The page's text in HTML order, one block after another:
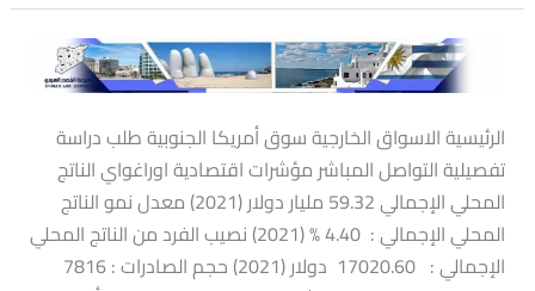
الرئيسية الاسواق الخارجية سوق أمريكا الجنوبية طلب دراسة
تفصيلية التواصل المباشر مؤشرات اقتصادية اوراغواي الناتج
المحلي الإجمالي 59.32 مليار دولار (2021) معدل نمو الناتج
المحلي الإجمالي : 4.40 % (2021) نصيب الفرد من الناتج المحلي
الإجمالي : 17020.60 دولار (2021) حجم الصادرات : 7816
الاوروغواي